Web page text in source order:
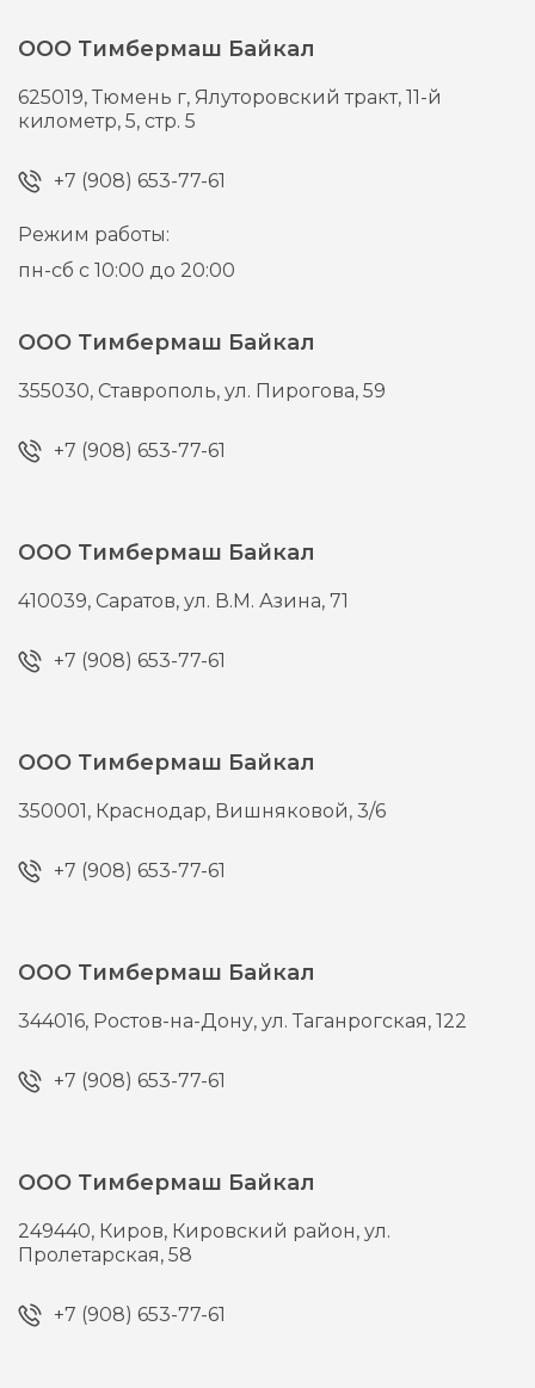
ООО Тимбермаш Байкал
625019,Тюмень г, Ялуторовский тракт, 11-й
километр, 5, стр. 5
+7 (908) 653-77-61
Режим работы:
пн-сб с 10:00 до 20:00
ООО Тимбермаш Байкал
355030, Ставрополь,ул. Пирогова, 59
+7 (908) 653-77-61
ООО Тимбермаш Байкал
410039, Саратов,ул. В.М. Азина, 71
+7 (908) 653-77-61
ООО Тимбермаш Байкал
350001, Краснодар, Вишняковой, 3/6
+7 (908) 653-77-61
ООО Тимбермаш Байкал
344016, Ростов-на-Дону,ул. Таганрогская, 122
+7 (908) 653-77-61
ООО Тимбермаш Байкал
249440, Киров, Кировский район, ул.
Пролетарская, 58
+7 (908) 653-77-61